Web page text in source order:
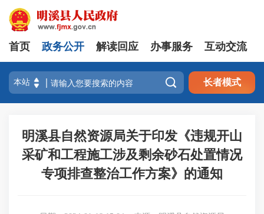
首页 政务公开 解读回应 办事服务 互动交流
 长者模式
明溪县自然资源局关于印发《违规开山
采矿和工程施工涉及剩余砂石处置情况
专项排查整治工作方案》的通知